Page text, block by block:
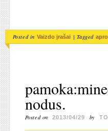
Posted in Vaizdo įrašai | Tagged
nodus.
Posted on 2013/04/29 by